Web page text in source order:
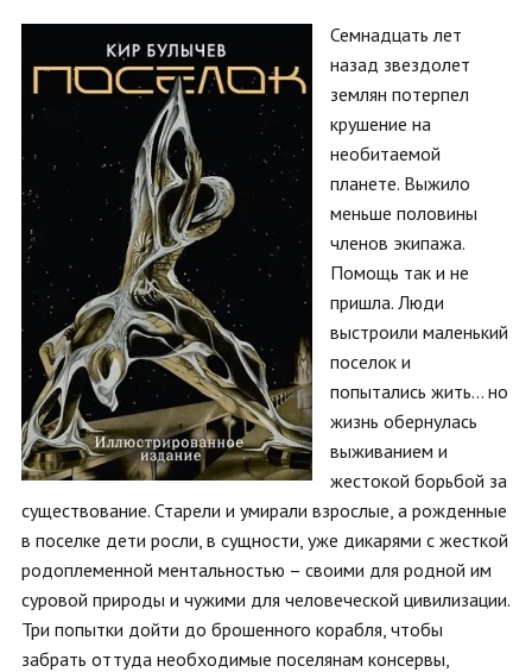
Семнадцать лет
назад звездолет
землян потерпел
крушение на
необитаемой
планете. Выжило
меньше половины
членов экипажа.
Помощь так и не
пришла. Люди
выстроили маленький
поселок и
попытались жить... но
жизнь обернулась
выживанием и
жестокой борьбой за
существование. Старели и умирали взрослые, а рожденные
в поселке дети росли, в сущности, уже дикарями с жесткой
родоплеменной ментальностью – своими для родной им
суровой природы и чужими для человеческой цивилизации.
Три попытки дойти до брошенного корабля, чтобы
забрать оттуда необходимые поселянам консервы,